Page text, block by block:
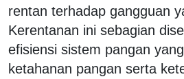
rentan terhadap gangguan
Kerentanan ini sebagian
efisiensi sistem pangan
ketahanan pangan serta